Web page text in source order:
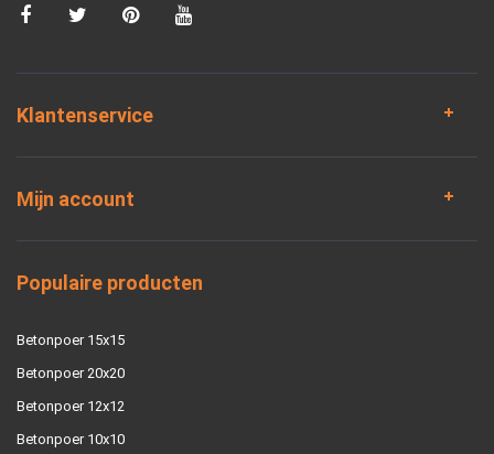
Klantenservice
Mijn account
Populaire producten
Betonpoer 15x15
Betonpoer 20x20
Betonpoer 12x12
Betonpoer 10x10